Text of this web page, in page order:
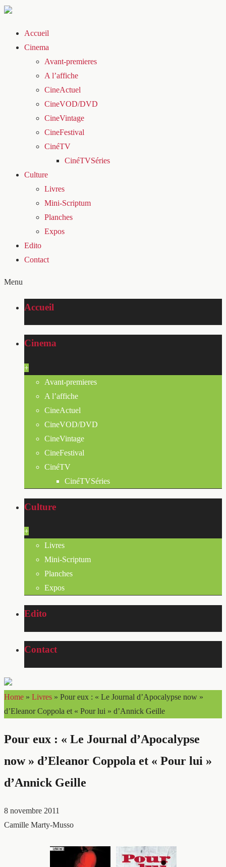
Accueil
Cinema
Avant-premieres
A l’affiche
CineActuel
CineVOD/DVD
CineVintage
CineFestival
CinéTV
CinéTVSéries
Culture
Livres
Mini-Scriptum
Planches
Expos
Edito
Contact
Menu
Accueil
Cinema
+
Avant-premieres
A l’affiche
CineActuel
CineVOD/DVD
CineVintage
CineFestival
CinéTV
CinéTVSéries
Culture
+
Livres
Mini-Scriptum
Planches
Expos
Edito
Contact
Home » Livres » Pour eux : « Le Journal d’Apocalypse now »
d’Eleanor Coppola et « Pour lui » d’Annick Geille
Pour eux : « Le Journal d’Apocalypse
now » d’Eleanor Coppola et « Pour lui »
d’Annick Geille
8 novembre 2011
Camille Marty-Musso